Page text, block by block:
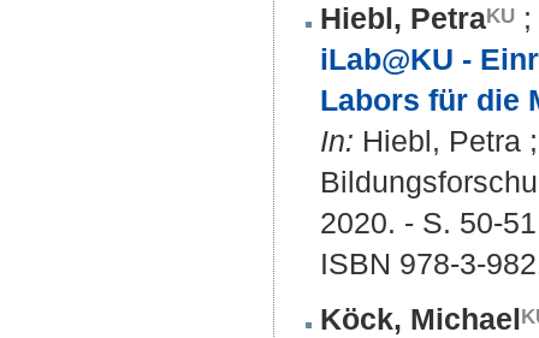
Hiebl, Petra
;
iLab@KU -
Labors für die
In: Hiebl, Petra
2020. - S. 50-51
ISBN 978-3-
Köck, Michael